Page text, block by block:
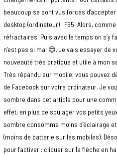
beaucoup se sont vus forcés
desktop (ordinateur) : FB5. Alors,
réfractaires. Puis avec le temps on s’y
n’est pas si mal 😊. Je vais essayer de
nouveauté très pratique et utile à mon
Très répandu sur mobile, vous pouvez
de Facebook sur votre ordinateur. Je
sombre dans cet article pour une
effet, en plus de soulager vos petits
sombre consomme moins d’éclairage
(moins de batterie sur les mobiles).
pour l’activer : cliquer sur la flèche en